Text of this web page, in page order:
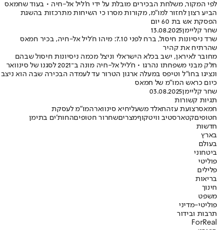
לפי המקור, משלחת הבכירים מובלת על ידי ח'ליל אל-חיה • בעוד שחמאס
הביע רצון לחזור למו"מ, מקורות מסרו כי השיחות מתרכזות בהשגת
הפסקת אש בת 60 יום
שחר קליימן13.08.2025
שרד ניסיונות חיסול, ברח לפני 7.10: מיהו ח'ליל אל-חיה, בכיר חמאס
שהרתיח את קהיר
מחובר לאיראן, ישב בכלא הישראלי וניצל מכמה ניסיונות חיסול שבהם
חלק מבני משפחתו נהרגו • ח'ליל אל-חיה מונה ב־2021 לסגנו של סינוואר
ונציגו בחו"ל וטיפס במעלה ארגון הטרור עד לעמדה הבכירה שבה הוא ניצב
כיום כראש המו"מ של חמאס
שחר קליימן03.08.2025
תגיות קשורות
חמאסרצועת עזהחאלד משעליחיא סינווארהמו"מ לעסקת
חטופיםקטארסטיב וויטקוףמצריםשחרור חטופיםהחות'ים בתימן
חדשות
בארץ
בעולם
ביטחוני
פוליטי
פלילים
בריאות
חינוך
משפט
פוליטי-מדיני
תרבות ובידור
ForReal